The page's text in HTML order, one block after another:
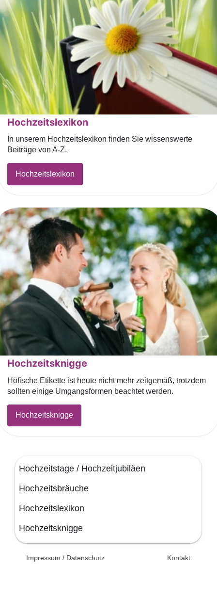
Hochzeitslexikon
In unserem Hochzeitslexikon finden Sie wissenswerte
Beiträge von A-Z.
Hochzeitslexikon
Hochzeitsknigge
Höfische Etikette ist heute nicht mehr zeitgemäß, trotzdem
sollten einige Umgangsformen beachtet werden.
Hochzeitsknigge
Hochzeitstage / Hochzeitjubiläen
Hochzeitsbräuche
Hochzeitslexikon
Hochzeitsknigge
Impressum / Datenschutz Kontakt
© 2026 Unsertag.de - Ihr